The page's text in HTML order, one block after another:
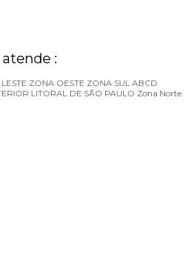
:
ZONA OESTE ZONA SUL ABCD
LITORAL DE SÃO PAULO Zona Norte